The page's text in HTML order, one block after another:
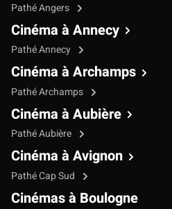
Pathé Angers
Cinéma à Annecy
Pathé Annecy
Cinéma à Archamps
Pathé Archamps
Cinéma à Aubière
Pathé Aubière
Cinéma à Avignon
Pathé Cap Sud
Cinémas à Boulogne